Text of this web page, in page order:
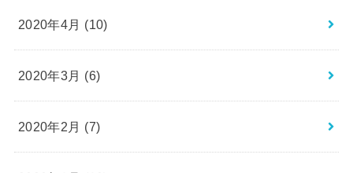
2020年4月 (10)
2020年3月 (6)
2020年2月 (7)